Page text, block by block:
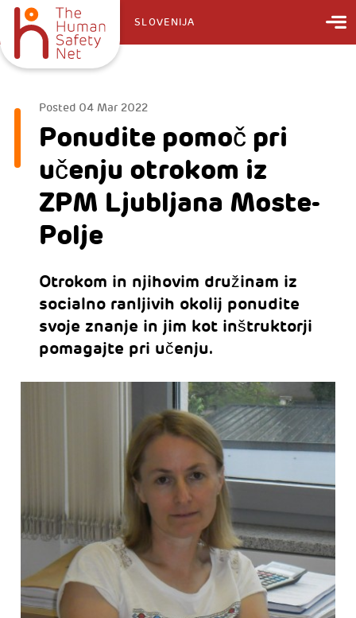
SLOVENIJA
Posted 04 Mar 2022
Ponudite pomoč pri
učenju otrokom iz
ZPM Ljubljana Moste-
Polje
Otrokom in njihovim družinam iz
socialno ranljivih okolij ponudite
svoje znanje in jim kot inštruktorji
pomagajte pri učenju.